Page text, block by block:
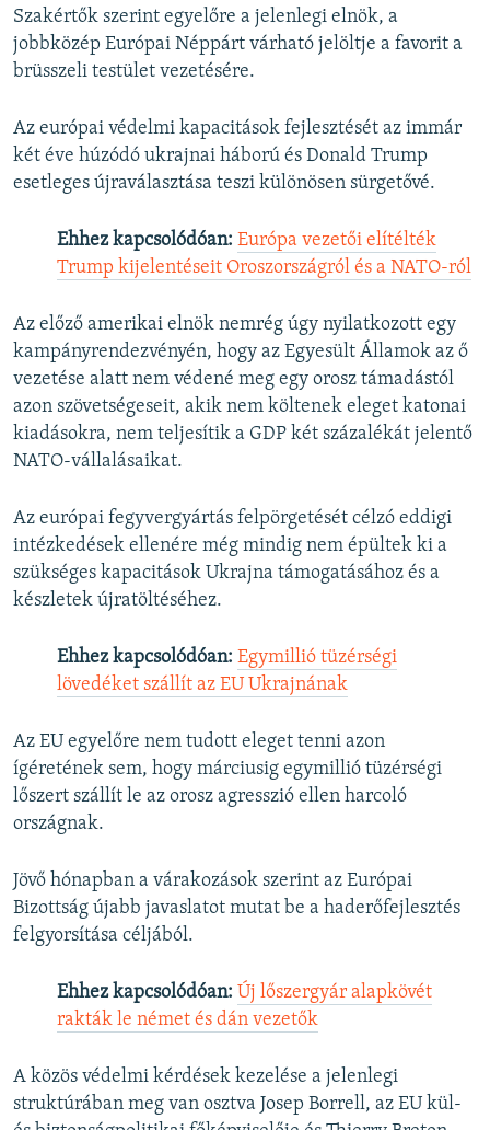
Szakértők szerint egyelőre a jelenlegi elnök, a
jobbközép Európai Néppárt várható jelöltje a favorit a
brüsszeli testület vezetésére.
Az európai védelmi kapacitások fejlesztését az immár
két éve húzódó ukrajnai háború és Donald Trump
esetleges újraválasztása teszi különösen sürgetővé.
Ehhez kapcsolódóan: Európa vezetői elítélték
Trump kijelentéseit Oroszországról és a NATO-ról
Az előző amerikai elnök nemrég úgy nyilatkozott egy
kampányrendezvényén, hogy az Egyesült Államok az ő
vezetése alatt nem védené meg egy orosz támadástól
azon szövetségeseit, akik nem költenek eleget katonai
kiadásokra, nem teljesítik a GDP két százalékát jelentő
NATO-vállalásaikat.
Az európai fegyvergyártás felpörgetését célzó eddigi
intézkedések ellenére még mindig nem épültek ki a
szükséges kapacitások Ukrajna támogatásához és a
készletek újratöltéséhez.
Ehhez kapcsolódóan: Egymillió tüzérségi
lövedéket szállít az EU Ukrajnának
Az EU egyelőre nem tudott eleget tenni azon
ígéretének sem, hogy márciusig egymillió tüzérségi
lőszert szállít le az orosz agresszió ellen harcoló
országnak.
Jövő hónapban a várakozások szerint az Európai
Bizottság újabb javaslatot mutat be a haderőfejlesztés
felgyorsítása céljából.
Ehhez kapcsolódóan: Új lőszergyár alapkövét
rakták le német és dán vezetők
A közös védelmi kérdések kezelése a jelenlegi
struktúrában meg van osztva Josep Borrell, az EU kül-